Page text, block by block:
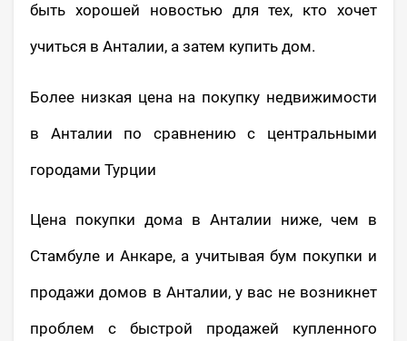
быть хорошей новостью для тех, кто хочет
учиться в Анталии, а затем купить дом.
Более низкая цена на покупку недвижимости
в Анталии по сравнению с центральными
городами Турции
Цена покупки дома в Анталии ниже, чем в
Стамбуле и Анкаре, а учитывая бум покупки и
продажи домов в Анталии, у вас не возникнет
проблем с быстрой продажей купленного